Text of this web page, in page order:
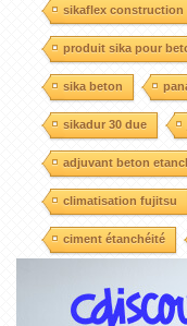
sikaflex construction
produit sika pour
sika beton
sikadur 30 due
adjuvant beton
climatisation fujitsu
ciment étanchéité